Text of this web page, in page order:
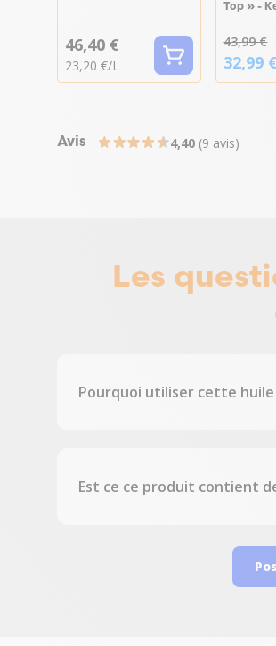
46,40 €
23,20 €/L
Top » -
43,99 €
32,99 €
Avis 4,40 (9 avis)
Les
Pourquoi utiliser cette huile
Est ce ce produit contient